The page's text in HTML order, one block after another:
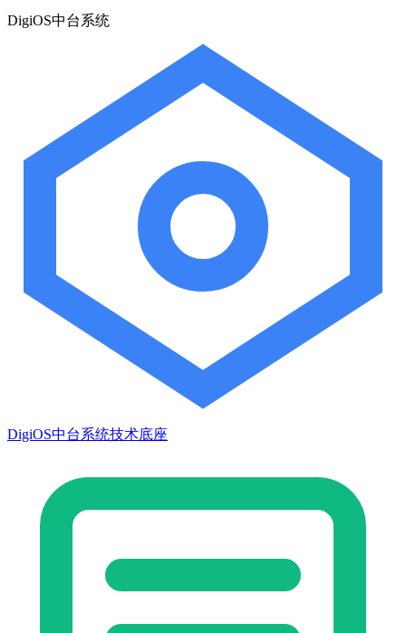
DigiOS中台系统
DigiOS中台系统技术底座